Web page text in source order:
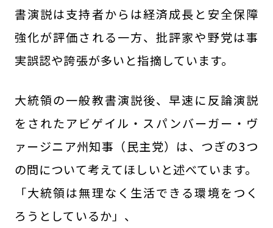
書演説は支持者からは経済成長と安全保障
強化が評価される一方、批評家や野党は事
実誤認や誇張が多いと指摘しています。
大統領の一般教書演説後、早速に反論演説
をされたアビゲイル・スパンバーガー・ヴ
ァージニア州知事（民主党）は、つぎの3つ
の問について考えてほしいと述べています。
「大統領は無理なく生活できる環境をつく
ろうとしているか」、